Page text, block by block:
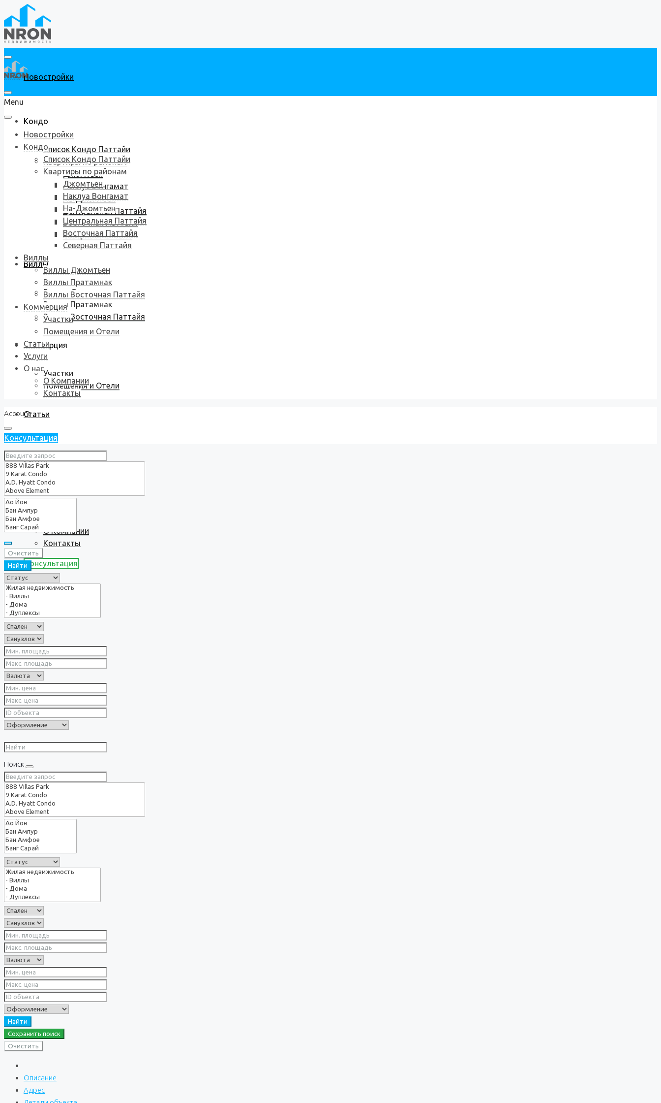
Новостройки
Кондо
Список Кондо Паттайи
Квартиры по районам
Джомтьен
Наклуа Вонгамат
На-Джомтьен
Центральная Паттайя
Восточная Паттайя
Северная Паттайя
Виллы
Виллы Джомтьен
Виллы Пратамнак
Виллы Восточная Паттайя
Коммерция
Участки
Помещения и Отели
Статьи
Услуги
О нас
О Компании
Контакты
Консультация
Menu
Новостройки
Кондо
Список Кондо Паттайи
Квартиры по районам
Джомтьен
Наклуа Вонгамат
На-Джомтьен
Центральная Паттайя
Восточная Паттайя
Северная Паттайя
Виллы
Виллы Джомтьен
Виллы Пратамнак
Виллы Восточная Паттайя
Коммерция
Участки
Помещения и Отели
Статьи
Услуги
О нас
О Компании
Контакты
Account
Консультация
Очистить
Найти
Поиск
Найти
Сохранить поиск
Очистить
Описание
Адрес